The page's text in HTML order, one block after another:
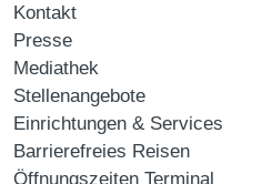
Kontakt
Presse
Mediathek
Stellenangebote
Einrichtungen & Services
Barrierefreies Reisen
Öffnungszeiten Terminal